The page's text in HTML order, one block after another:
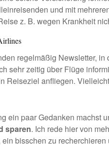
und mit
z. B. wegen Krankheit
regelmäßig Newsletter,
sehr zeitig über Flüge
Reiseziel anfliegen.
ein paar Gedanken machst
sparen. Ich rede hier von
bisschen zu